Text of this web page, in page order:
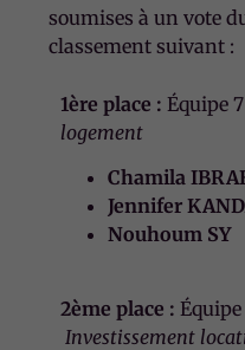
soumises à un vote
classement suivant :
1ère place : Équipe
logement
Chamila
Jennifer
Nouhoum SY
2ème place :
Investissement